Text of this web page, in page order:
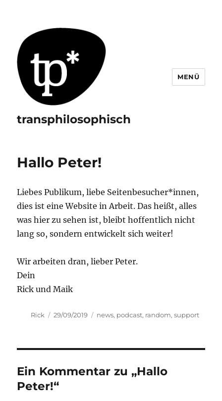
transphilosophisch
MENÜ
Hallo Peter!
Liebes Publikum, liebe Seitenbesucher*innen,
dies ist eine Website in Arbeit. Das heißt, alles
was hier zu sehen ist, bleibt hoffentlich nicht
lang so, sondern entwickelt sich weiter!
Wir arbeiten dran, lieber Peter.
Dein
Rick und Maik
Autor
Rick
Veröffentlicht
29/09/2019 Kategorien
news, podcast, random,support
Ein Kommentar zu „Hallo
Peter!“